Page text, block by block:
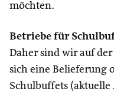
möchten.
Betriebe für
Daher sind wir auf
sich eine Belieferung
Schulbuffets (aktuelle